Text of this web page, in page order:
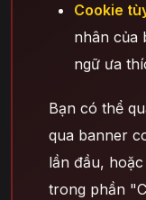
Cookie
nhân của
ngữ ưa
Bạn có thể
qua banner
lần đầu,
trong phần